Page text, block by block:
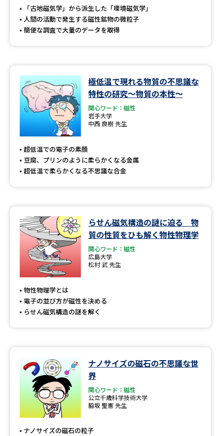
（高3生用）
（高2生用）
SELFBRAND特集ページ
オープンキャンパス検索 実施プログラムから探す
来場型・Web型イベント特集 夢ナビライブ
受験準備
先輩が入学を決めた理由 テレメール全国一斉進学調査
新生活お役立ちガイド
学問発見
学問のミニ講義「夢ナビ講義」 学問分野解説
学問の教科書 夢ナビライブ
「古地磁気学」から派生した「環境磁気学」
人間の活動で発生する磁性鉱物の微粒子
簡便な調査で大量のデータを取得
極低温で現れる物質の不思議な
特性の研究〜物質の本性〜
関心ワード：磁性
岩手大学
中西 良樹 先生
超低温での電子の素顔
豆腐、プリンのように柔らかくなる金属
超低温で柔らかくなる不思議な合金
らせん磁気構造の謎に迫る 物
質の性質をひも解く物性物理学
関心ワード：磁性
広島大学
松村 武 先生
物性物理学とは
電子の並び方が磁性を決める
らせん磁気構造の謎を解く
ナノサイズの磁石の不思議な世
界
関心ワード：磁性
公立千歳科学技術大学
脇坂 聖憲 先生
ナノサイズの磁石の粒子